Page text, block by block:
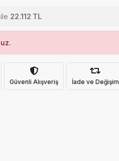
22.112 TL
Güvenli Alışveriş İade ve Değişim